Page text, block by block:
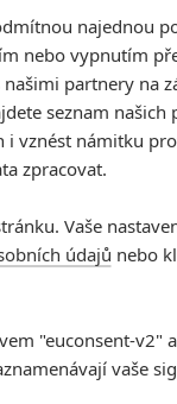
raději
státy
»
najednou
nebo vypnutím
partnery na
seznam našich
i vznést námitku
zpracovat.
Vaše
údajů nebo
"euconsent-v2"
vaše